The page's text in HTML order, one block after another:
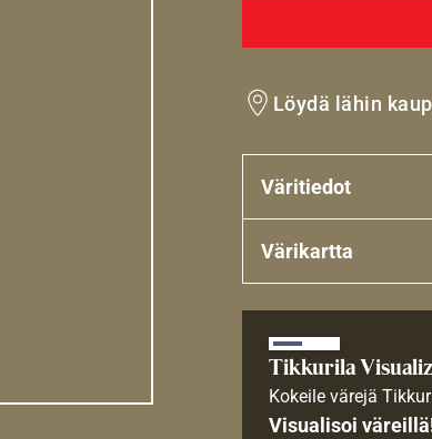
Löydä lähin
Väritiedot
Värikartta
Tikkurila
Kokeile värejä
Visualisoi